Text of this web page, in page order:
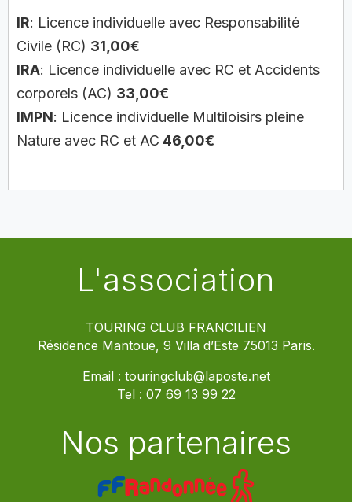
IR: Licence individuelle avec Responsabilité
Civile (RC) 31,00€
IRA: Licence individuelle avec RC et Accidents
corporels (AC) 33,00€
IMPN: Licence individuelle Multiloisirs pleine
Nature avec RC et AC 46,00€
L'association
TOURING CLUB FRANCILIEN
Résidence Mantoue, 9 Villa d’Este 75013 Paris.
Email : touringclub@laposte.net
Tel : 07 69 13 99 22
Nos partenaires